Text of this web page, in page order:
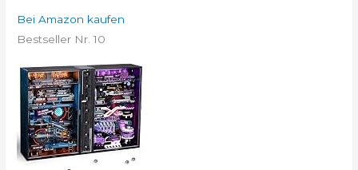
Bei Amazon kaufen
Bestseller Nr. 10